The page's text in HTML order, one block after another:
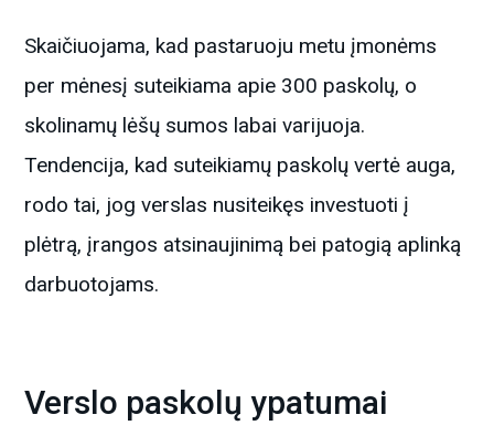
Skaičiuojama, kad pastaruoju metu įmonėms
per mėnesį suteikiama apie 300 paskolų, o
skolinamų lėšų sumos labai varijuoja.
Tendencija, kad suteikiamų paskolų vertė auga,
rodo tai, jog verslas nusiteikęs investuoti į
plėtrą, įrangos atsinaujinimą bei patogią aplinką
darbuotojams.
Verslo paskolų ypatumai